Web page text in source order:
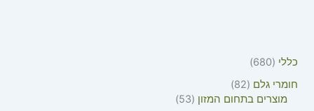
כללי
680
חומרי גלם
82
מוצרים בתחום המזון
53